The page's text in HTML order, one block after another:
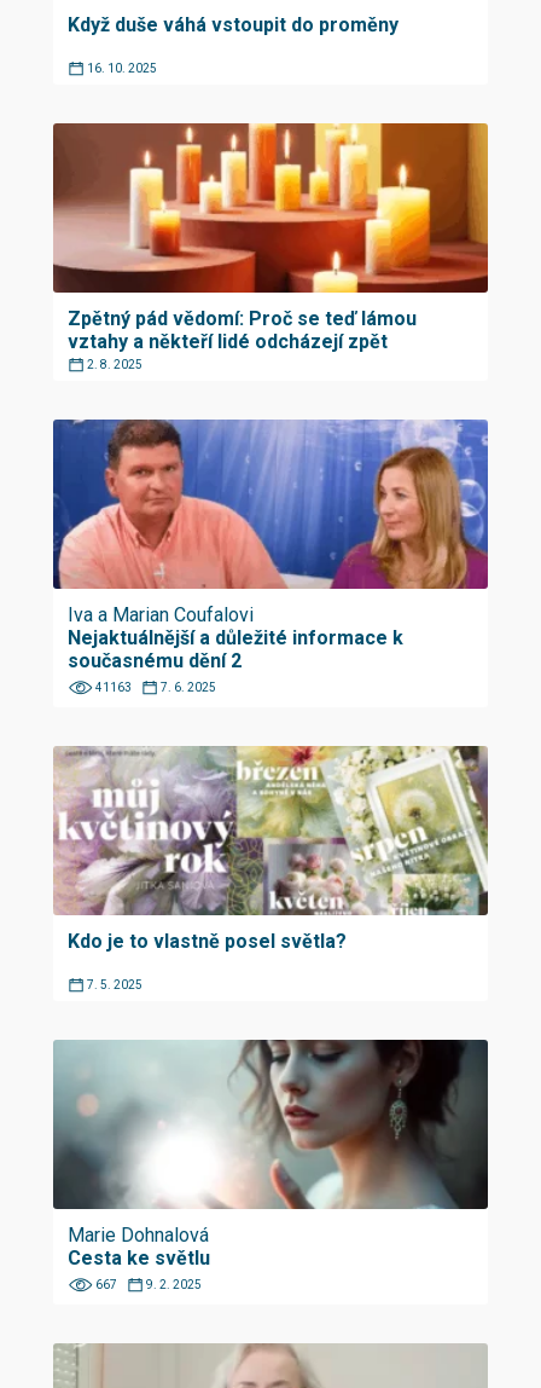
Když duše váhá vstoupit do proměny
16. 10. 2025
Zpětný pád vědomí: Proč se teď lámou
vztahy a někteří lidé odcházejí zpět
2. 8. 2025
Iva a Marian Coufalovi
Nejaktuálnější a důležité informace k
současnému dění 2
41163 7. 6. 2025
Kdo je to vlastně posel světla?
7. 5. 2025
Marie Dohnalová
Cesta ke světlu
667 9. 2. 2025